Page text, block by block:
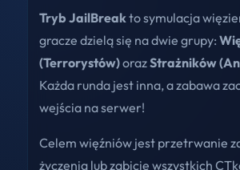
Tryb JailBreakto symulacja
gracze dzielą się na dwie grupy:
(Terrorystów)orazStrażników
Każda runda jest inna, a zabawa
wejścia na serwer!
Celem więźniów jest przetrwanie
życzenia lub zabicie wszystkich